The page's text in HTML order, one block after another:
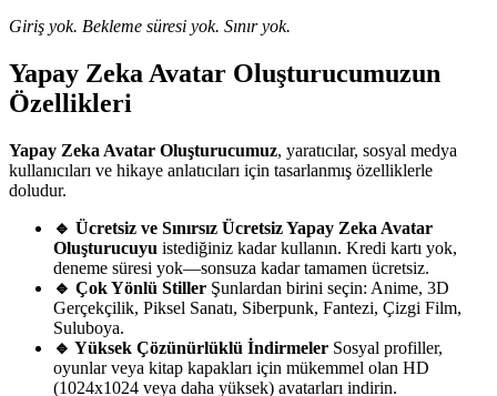
Giriş yok. Bekleme süresi yok. Sınır yok.
Yapay Zeka Avatar Oluşturucumuzun
Özellikleri
Yapay Zeka Avatar Oluşturucumuz, yaratıcılar, sosyal medya
kullanıcıları ve hikaye anlatıcıları için tasarlanmış özelliklerle
doludur.
🔹 Ücretsiz ve Sınırsız Ücretsiz Yapay Zeka Avatar
Oluşturucuyu istediğiniz kadar kullanın. Kredi kartı yok,
deneme süresi yok—sonsuza kadar tamamen ücretsiz.
🔹 Çok Yönlü Stiller Şunlardan birini seçin: Anime, 3D
Gerçekçilik, Piksel Sanatı, Siberpunk, Fantezi, Çizgi Film,
Suluboya.
🔹 Yüksek Çözünürlüklü İndirmeler Sosyal profiller,
oyunlar veya kitap kapakları için mükemmel olan HD
(1024x1024 veya daha yüksek) avatarları indirin.